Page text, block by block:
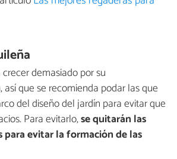
demasiado por su
que se recomienda podar las que
del diseño del jardín para evitar que
Para evitarlo,se quitarán las
para evitar la formación de las